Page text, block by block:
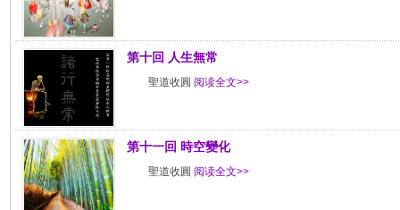
第十回 人生無常
聖道收圓 阅读全文>>
第十一回 時空變化
聖道收圓 阅读全文>>